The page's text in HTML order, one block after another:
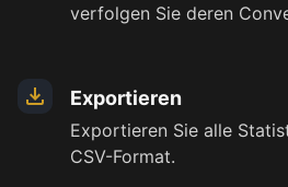
verfolgen Sie deren
Exportieren
Exportieren Sie alle
CSV-Format.